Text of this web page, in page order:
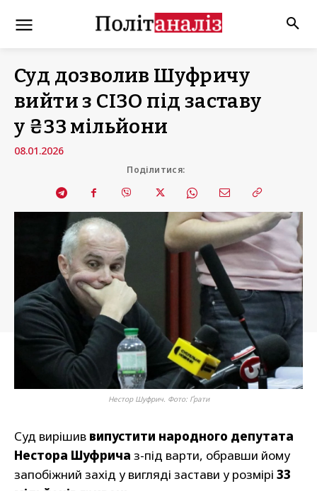
Суд дозволив Шуфричу
вийти з СІЗО під заставу
у ₴33 мільйони
08.01.2026
Поділитися:
Нестор Шуфрич. Фото: Ґрати
Суд вирішив випустити народного депутата
Нестора Шуфрича з-під варти, обравши йому
запобіжний захід у вигляді застави у розмірі 33